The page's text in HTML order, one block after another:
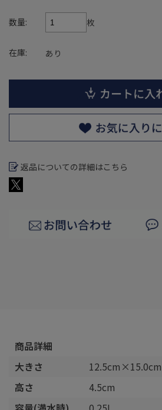
数量: 枚
在庫: あり
返品についての詳細はこちら
商品詳細
大きさ
12.5cm×15.0cm
高さ
4.5cm